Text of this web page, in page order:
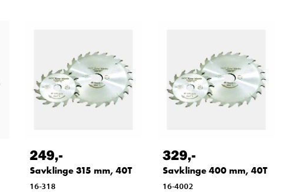
249,-
Savklinge 315 mm, 40T
16-318
329,-
Savklinge 400 mm, 40T
16-4002